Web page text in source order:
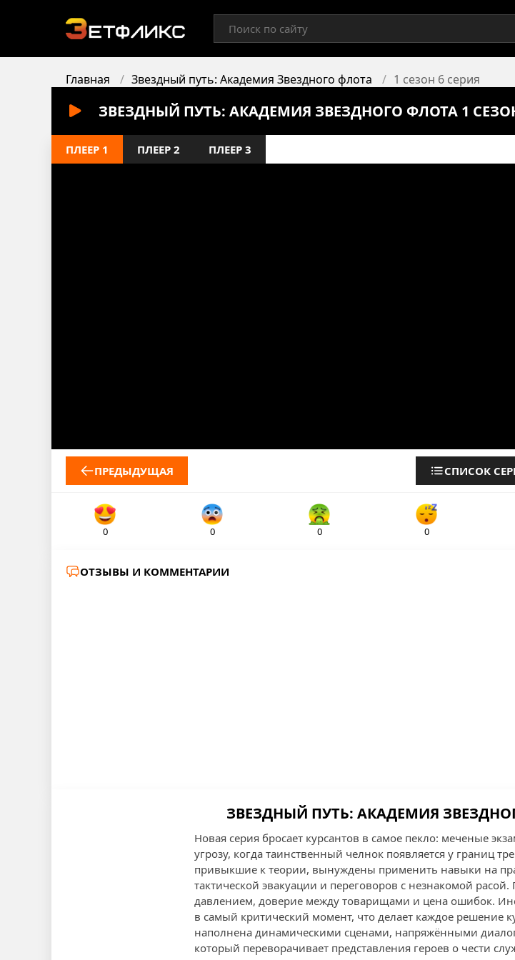
Главная Звездный путь: Академия Звездного флота 1 сезон 6 серия
ЗВЕЗДНЫЙ ПУТЬ: АКАДЕМИЯ ЗВЕЗДНОГО ФЛОТА 1
ПЛЕЕР 1 ПЛЕЕР 2 ПЛЕЕР 3
ПРЕДЫДУЩАЯ СПИСОК
0 0 0 0
ОТЗЫВЫ И КОММЕНТАРИИ
ЗВЕЗДНЫЙ ПУТЬ: АКАДЕМИЯ
Новая серия бросает курсантов в самое пекло: меченые
угрозу, когда таинственный челнок появляется у границ
привыкшие к теории, вынуждены применить навыки на
тактической эвакуации и переговоров с незнакомой
давлением, доверие между товарищами и цена ошибок.
в самый критический момент, что делает каждое решение
наполнена динамическими сценами, напряжёнными
который переворачивает представления героев о чести